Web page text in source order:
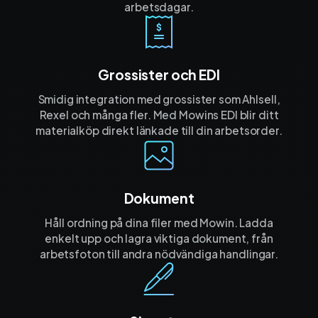
arbetsdagar.
Grossister och EDI
Smidig integration med grossister som Ahlsell,
Rexel och många fler. Med Mowins EDI blir ditt
materialköp direkt länkade till din arbetsorder.
Dokument
Håll ordning på dina filer med Mowin. Ladda
enkelt upp och lagra viktiga dokument, från
arbetsfoton till andra nödvändiga handlingar.